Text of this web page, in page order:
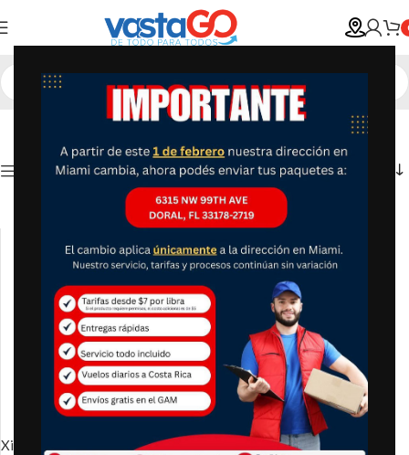
Show column
Xiaomi Smart Band 9 Pro –